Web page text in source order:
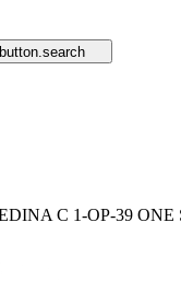
button.search
C 1-OP-39 ONE